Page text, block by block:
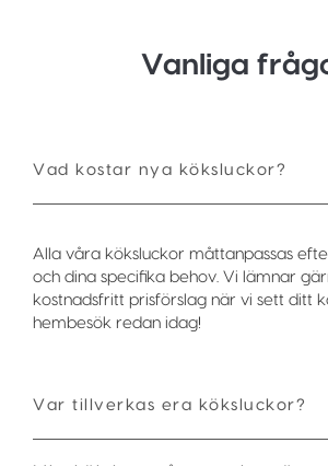
Vanliga
Vad kostar nya köksluckor?
Alla våra köksluckor måttanpassas
och dina specifika behov. Vi lämnar
kostnadsfritt prisförslag när vi sett ditt
hembesök redan idag!
Var tillverkas era köksluckor?